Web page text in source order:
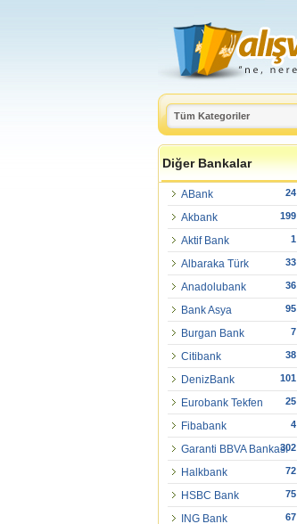
Diğer Bankalar
ABank 24
Akbank 199
Aktif Bank 1
Albaraka Türk 33
Anadolubank 36
Bank Asya 95
Burgan Bank 7
Citibank 38
DenizBank 101
Eurobank Tekfen 25
Fibabank 4
Garanti BBVA Bankası302
Halkbank 72
HSBC Bank 75
ING Bank 67